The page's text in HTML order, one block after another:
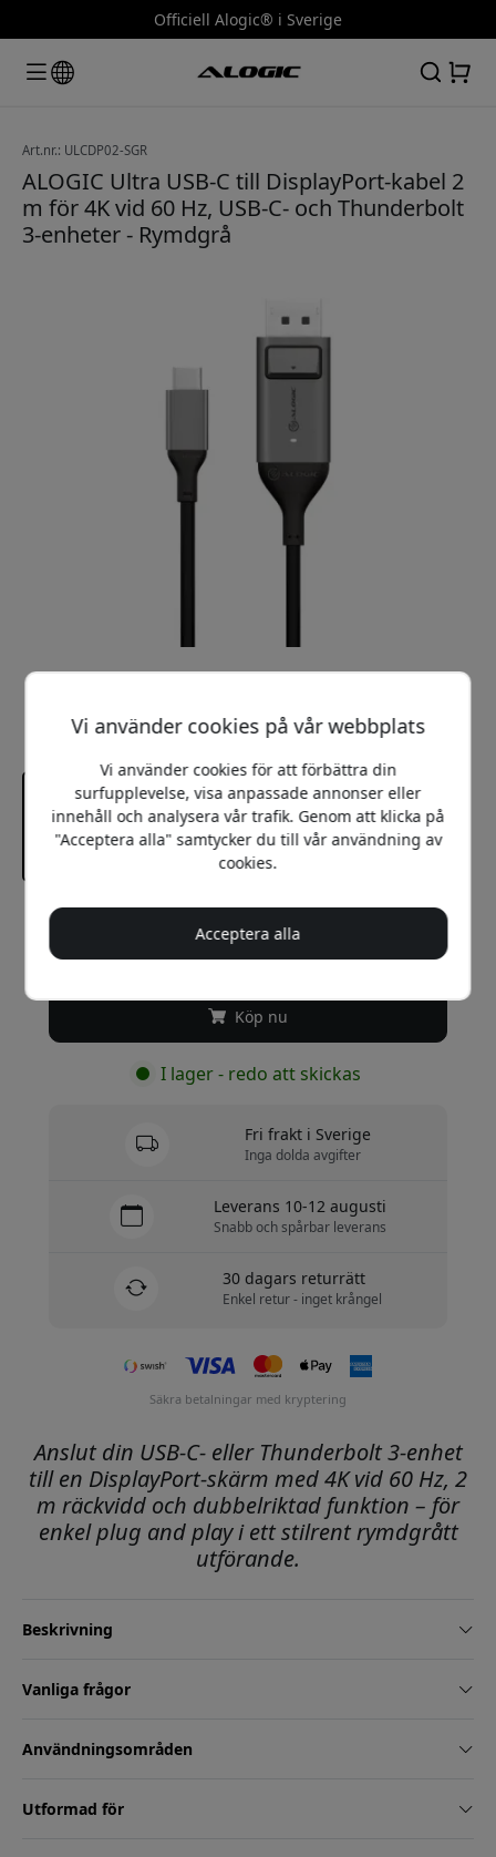
Officiell Alogic® i Sverige
Art.nr.: ULCDP02-SGR
ALOGIC Ultra USB-C till DisplayPort-kabel 2
m för 4K vid 60 Hz, USB-C- och Thunderbolt
3-enheter - Rymdgrå
Rekommenderat pris
449 SEK
Köp nu
I lager - redo att skickas
Fri frakt i Sverige
Inga dolda avgifter
Leverans 10-12 augusti
Snabb och spårbar leverans
30 dagars returrätt
Enkel retur - inget krångel
Säkra betalningar med kryptering
Anslut din USB-C- eller Thunderbolt 3-enhet
till en DisplayPort-skärm med 4K vid 60 Hz, 2
m räckvidd och dubbelriktad funktion – för
enkel plug and play i ett stilrent rymdgrått
utförande.
Beskrivning
Vanliga frågor
Användningsområden
Utformad för
Vi använder cookies på vår webbplats
Vi använder cookies för att förbättra din
surfupplevelse, visa anpassade annonser eller
innehåll och analysera vår trafik. Genom att klicka på
"Acceptera alla" samtycker du till vår användning av
cookies.
Acceptera alla